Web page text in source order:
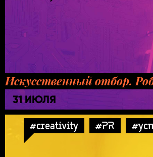
Искусственный отбор.
31 ИЮЛЯ
#creativity #PR